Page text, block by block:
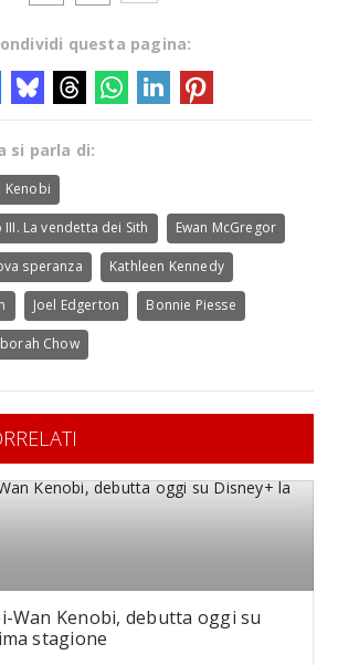
questa pagina:
si parla di:
Kenobi
La vendetta dei Sith Ewan McGregor
speranza Kathleen Kennedy
Joel Edgerton Bonnie Piesse
Chow
Wan Kenobi, debutta oggi su
stagione